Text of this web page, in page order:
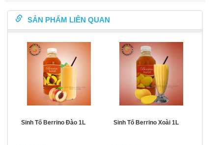
SẢN PHẨM LIÊN QUAN
Sinh Tố Berrino Đào 1L Sinh Tố Berrino Xoài 1L